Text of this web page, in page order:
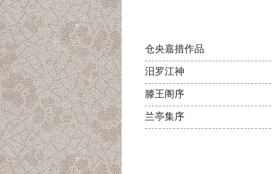
仓央嘉措作品
汨罗江神
滕王阁序
兰亭集序